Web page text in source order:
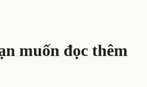
muốn đọc thêm